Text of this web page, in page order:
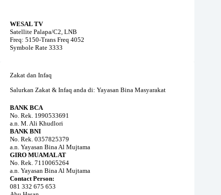
WESAL TV
Satellite Palapa/C2, LNB
Freq: 5150-Trans Freq 4052
Symbole Rate 3333
Zakat dan Infaq
Salurkan Zakat & Infaq anda di: Yayasan Bina Masyarakat
BANK BCA
No. Rek. 1990533691
a.n. M. Ali Khudlori
BANK BNI
No. Rek. 0357825379
a.n. Yayasan Bina Al Mujtama
GIRO MUAMALAT
No. Rek. 7110065264
a.n. Yayasan Bina Al Mujtama
Contact Person:
081 332 675 653